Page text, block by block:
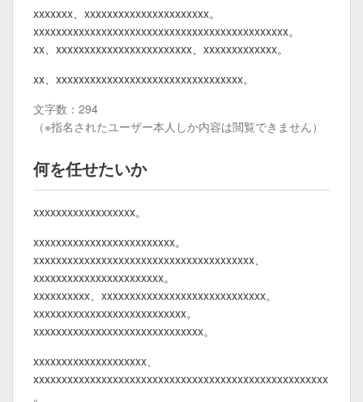
xxxxxxx、xxxxxxxxxxxxxxxxxxxxxx。
xxxxxxxxxxxxxxxxxxxxxxxxxxxxxxxxxxxxxxxxxxxxx。
xx、xxxxxxxxxxxxxxxxxxxxxxxx、xxxxxxxxxxxxx。
xx、xxxxxxxxxxxxxxxxxxxxxxxxxxxxxxxxx。
文字数：294
（※指名されたユーザー本人しか内容は閲覧できません）
何を任せたいか
xxxxxxxxxxxxxxxxxx。
xxxxxxxxxxxxxxxxxxxxxxxxx。
xxxxxxxxxxxxxxxxxxxxxxxxxxxxxxxxxxxxxxx、
xxxxxxxxxxxxxxxxxxxxxxx。
xxxxxxxxxx、xxxxxxxxxxxxxxxxxxxxxxxxxxxxx。
xxxxxxxxxxxxxxxxxxxxxxxxxxx。
xxxxxxxxxxxxxxxxxxxxxxxxxxxxxx。
xxxxxxxxxxxxxxxxxxxx、
xxxxxxxxxxxxxxxxxxxxxxxxxxxxxxxxxxxxxxxxxxxxxxxxxxxx
。